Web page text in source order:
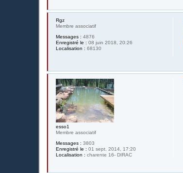
Rgz
Membre associatif
Messages : 4876
Enregistré le : 08 juin 2018, 20:26
Localisation : 68130
esso1
Membre associatif
Messages : 3803
Enregistré le : 01 sept. 2014, 17:20
Localisation : charente 16- DIRAC